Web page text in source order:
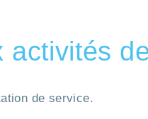
activités
de service.